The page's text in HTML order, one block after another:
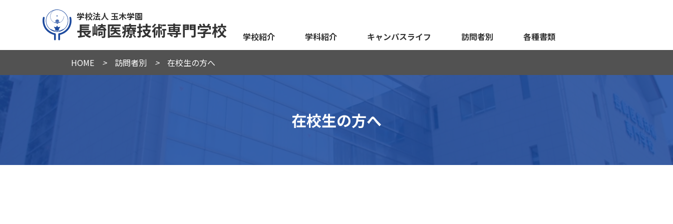
学校法人 玉木学園
長崎医療技術専門学校 学校紹介 学科紹介 キャンパスライフ 訪問者別 各種書類
在校生の方へ
HOME > 訪問者別 > 在校生の方へ